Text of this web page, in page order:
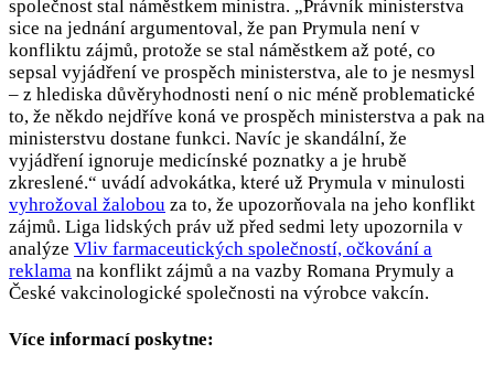
společnost stal náměstkem ministra. „Právník ministerstva
sice na jednání argumentoval, že pan Prymula není v
konfliktu zájmů, protože se stal náměstkem až poté, co
sepsal vyjádření ve prospěch ministerstva, ale to je nesmysl
– z hlediska důvěryhodnosti není o nic méně problematické
to, že někdo nejdříve koná ve prospěch ministerstva a pak na
ministerstvu dostane funkci. Navíc je skandální, že
vyjádření ignoruje medicínské poznatky a je hrubě
zkreslené.“ uvádí advokátka, které už Prymula v minulosti
vyhrožoval žalobou za to, že upozorňovala na jeho konflikt
zájmů. Liga lidských práv už před sedmi lety upozornila v
analýze Vliv farmaceutických společností, očkování a
reklama na konflikt zájmů a na vazby Romana Prymuly a
České vakcinologické společnosti na výrobce vakcín.
Více informací poskytne: